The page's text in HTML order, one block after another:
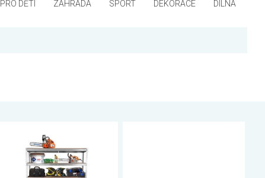
PRO DĚTI ZAHRADA SPORT DEKORACE DÍLNA